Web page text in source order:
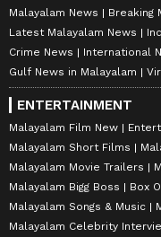
Malayalam News
Breaking
Latest Malayalam News
Crime News
International
Gulf News in Malayalam
ENTERTAINMENT
Malayalam Film New
Malayalam Short Films
Malayalam Movie Trailers
Malayalam Bigg Boss
Box
Malayalam Songs & Music
Malayalam Celebrity